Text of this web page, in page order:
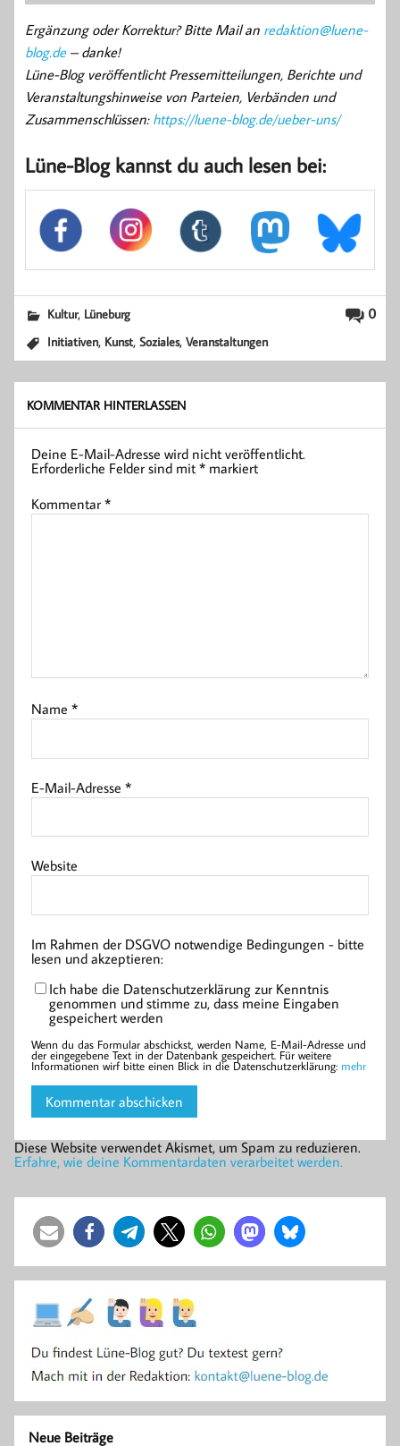
Ergänzung oder Korrektur? Bitte Mail an redaktion@luene-
blog.de– danke!
Lüne-Blog veröffentlicht Pressemitteilungen, Berichte und
Veranstaltungshinweise von Parteien, Verbänden und
Zusammenschlüssen: https://luene-blog.de/ueber-uns/
Lüne-Blog kannst du auch lesen bei:
0
Kultur, Lüneburg
Initiativen, Kunst,Soziales,Veranstaltungen
KOMMENTAR HINTERLASSEN
Deine E-Mail-Adresse wird nicht veröffentlicht.
Erforderliche Felder sind mit* markiert
Kommentar*
Name*
E-Mail-Adresse*
Website
Im Rahmen der DSGVO notwendige Bedingungen - bitte
lesen und akzeptieren:
Ich habe die Datenschutzerklärung zur Kenntnis
genommen und stimme zu, dass meine Eingaben
gespeichert werden
Wenn du das Formular abschickst, werden Name, E-Mail-Adresse und
der eingegebene Text in der Datenbank gespeichert. Für weitere
Informationen wirf bitte einen Blick in die Datenschutzerklärung: mehr
Diese Website verwendet Akismet, um Spam zu reduzieren.
Erfahre, wie deine Kommentardaten verarbeitet werden.
Neue Beiträge